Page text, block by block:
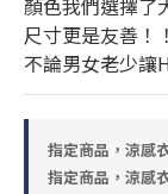
顏色我們選擇了
尺寸更是友善！
不論男女老少讓
指定商品，涼感
指定商品，涼感